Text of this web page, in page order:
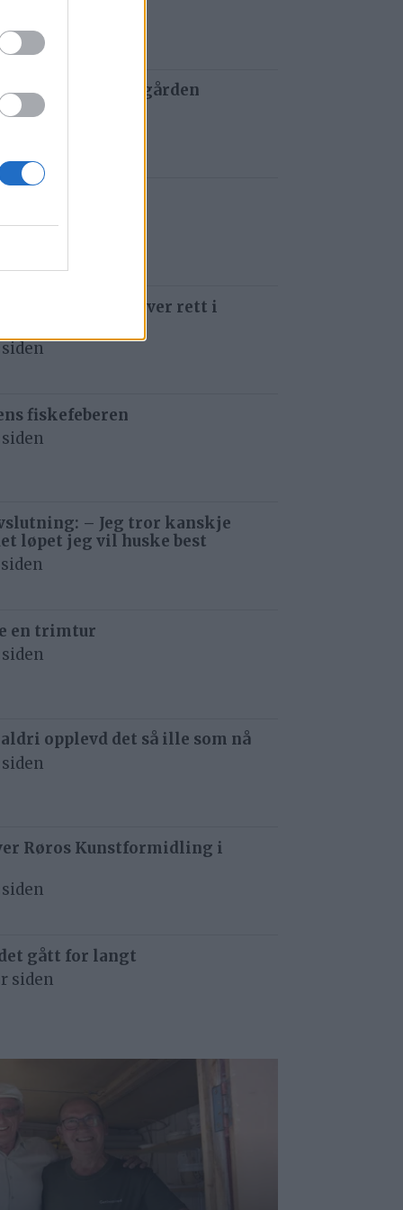
og tau redder de gården
siden
som å kjøre ti kniver rett i
fiskefeberen
– Jeg tror kanskje
løpet jeg vil huske best
en trimtur
aldri opplevd det så ille som nå
Røros Kunstformidling i
gått for langt
siden